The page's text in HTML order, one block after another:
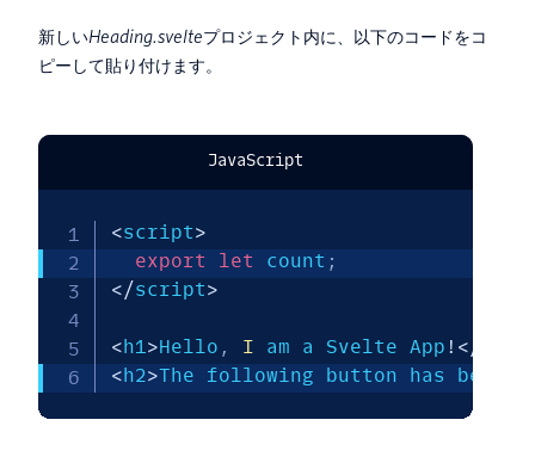
新しいHeading.svelteプロジェクト内に、以下のコードをコ
ピーして貼り付けます。
JavaScript
<script>
export
let count ;
</script>
<h1>Hello , I am a Svelte App ! </
<h2>The following button has been